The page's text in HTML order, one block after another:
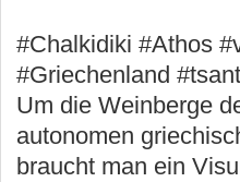
#Chalkidiki #Athos
#Griechenland
Um die Weinberge
autonomen
braucht man ein